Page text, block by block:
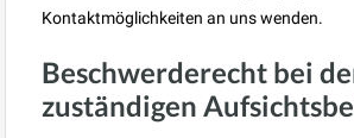
Kontaktmöglichkeiten an uns wenden.
Beschwerderecht bei
zuständigen